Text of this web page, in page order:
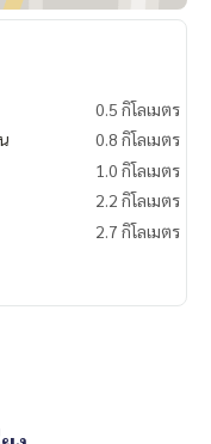
0.5 กิโลเมตร
0.8 กิโลเมตร
1.0 กิโลเมตร
2.2 กิโลเมตร
2.7 กิโลเมตร